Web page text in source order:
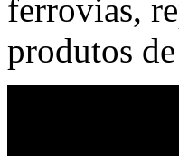
ferrovias,
produtos